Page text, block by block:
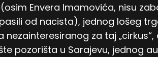
Envera Imamovića, nisu
od nacista), jednog lošeg
za taj
pozorišta u Sarajevu, jednog